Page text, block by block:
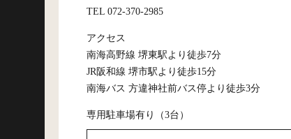
TEL 072-370-2985
アクセス
南海高野線 堺東駅より徒歩7分
JR阪和線 堺市駅より徒歩15分
南海バス 方違神社前バス停より徒歩3分
専用駐車場有り（3台）